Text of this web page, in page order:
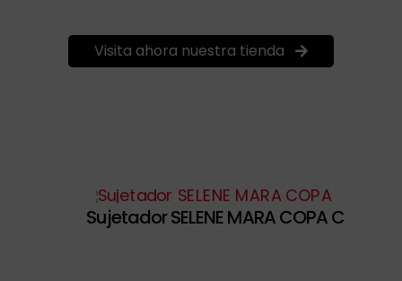
Visita ahora nuestra tienda
Sujetador SELENE MARA COPA C